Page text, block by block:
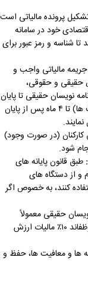
پرونده مالیاتی است
خود در سامانه
تا شناسه و رمز عبور برای
مالیاتی واجب و
حقیقی و حقوقی،
نویسان حقیقی تا پایان
خرداد ماه سال بعد و برای برنامه نویسان حقوقی (شرکت ها) تا ۴ ماه پس از پایان
(در صورت وجود)
شود.
طبق قانون پایانه های
و از دستگاه های
کنند، به خصوص اگر
حقیقی معمولاً
مشمول مالیات بر ارزش افزوده نیستند، اما شرکت ها موظفاند ۱۰٪ مالیات ارزش
ها و معافیت ها، حفظ و